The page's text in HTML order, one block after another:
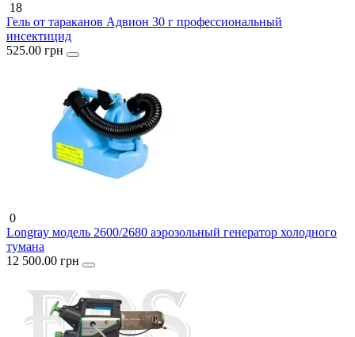
18
Гель от тараканов Адвион 30 г профессиональный
инсектицид
525.00 грн
0
Longray модель 2600/2680 аэрозольный генератор холодного
тумана
12 500.00 грн